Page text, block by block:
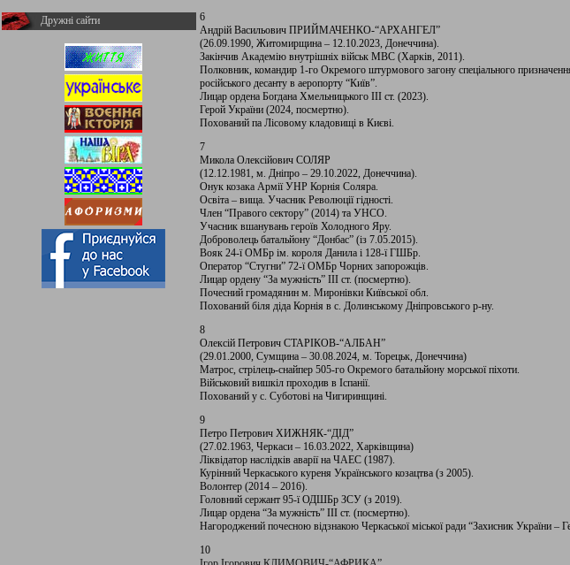
Дружні сайти
6
Андрій Васильович ПРИЙМАЧЕНКО-“АРХАНГЕЛ”
(26.09.1990, Житомирщина – 12.10.2023, Донеччина).
Закінчив Академію внутрішніх військ МВС (Харків, 2011).
Полковник, командир 1-го Окремого штурмового загону спеціального
російського десанту в аеропорту “Київ”.
Лицар ордена Богдана Хмельницького ІІІ ст. (2023).
Герой України (2024, посмертно).
Похований па Лісовому кладовищі в Києві.
7
Микола Олексійович СОЛЯР
(12.12.1981, м. Дніпро – 29.10.2022, Донеччина).
Онук козака Армії УНР Корнія Соляра.
Освіта – вища. Учасник Революції гідності.
Член “Правого сектору” (2014) та УНСО.
Учасник вшанувань героїв Холодного Яру.
Доброволець батальйону “Донбас” (із 7.05.2015).
Вояк 24-ї ОМБр ім. короля Данила і 128-ї ГШБр.
Оператор “Стугни” 72-ї ОМБр Чорних запорожців.
Лицар ордену “За мужність” III ст. (посмертно).
Почесний громадянин м. Миронівки Київської обл.
Похований біля діда Корнія в с. Долинському Дніпровського р-ну.
8
Олексій Петрович СТАРІКОВ-“АЛБАН”
(29.01.2000, Сумщина – 30.08.2024, м. Торецьк, Донеччина)
Матрос, стрілець-снайпер 505-го Окремого батальйону морської піхоти.
Військовий вишкіл проходив в Іспанії.
Похований у с. Суботові на Чигиринщині.
9
Петро Петрович ХИЖНЯК-“ДІД”
(27.02.1963, Черкаси – 16.03.2022, Харківщина)
Ліквідатор наслідків аварії на ЧАЕС (1987).
Курінний Черкаського куреня Українського козацтва (з 2005).
Волонтер (2014 – 2016).
Головний сержант 95-ї ОДШБр ЗСУ (з 2019).
Лицар ордена “За мужність” ІІІ ст. (посмертно).
Нагороджений почесною відзнакою Черкаської міської ради “Захисник України –
10